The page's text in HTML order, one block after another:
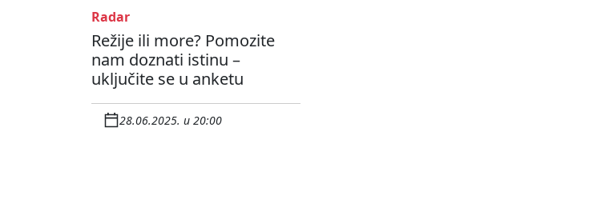
Radar
Režije ili more? Pomozite
nam doznati istinu –
uključite se u anketu
28.06.2025. u 20:00